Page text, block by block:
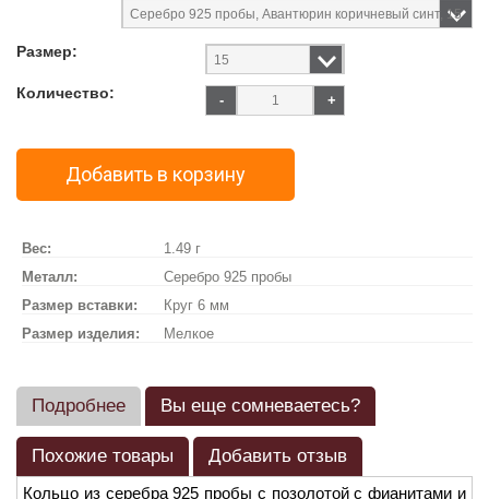
Размер:
Количество: - +
Добавить в корзину
Вес:
1.49 г
Металл:
Серебро 925 пробы
Размер вставки:
Круг 6 мм
Размер изделия:
Мелкое
Подробнее Вы еще сомневаетесь?
Похожие товары Добавить отзыв
Кольцо из серебра 925 пробы с позолотой с фианитами и